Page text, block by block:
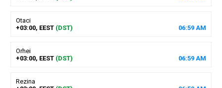
Otaci
+03:00, EEST (DST) 06:59 AM
Orhei
+03:00, EEST (DST) 06:59 AM
Rezina